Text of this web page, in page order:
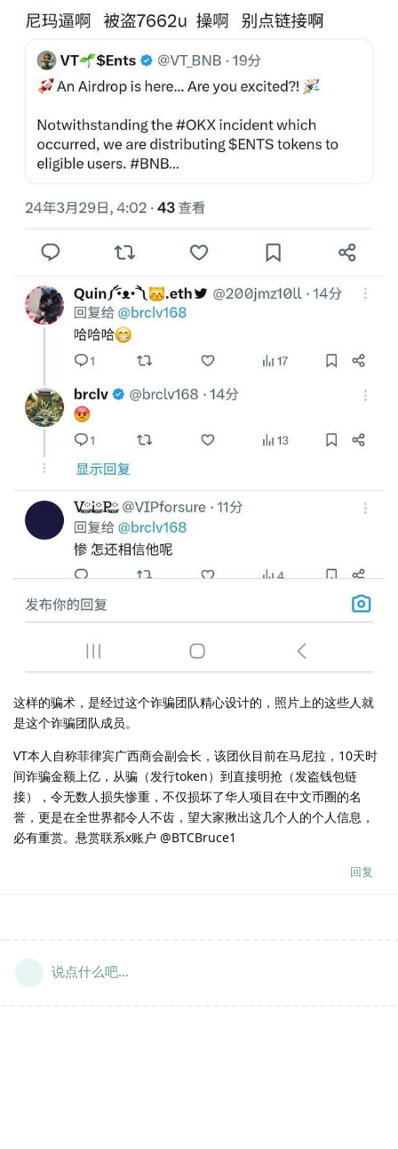
这样的骗术，是经过这个诈骗团队精心设计的，照片上的这些人就
是这个诈骗团队成员。
VT本人自称菲律宾广西商会副会长，该团伙目前在马尼拉，10天时
间诈骗金额上亿，从骗（发行token）到直接明抢（发盗钱包链
接），令无数人损失惨重，不仅损坏了华人项目在中文币圈的名
誉，更是在全世界都令人不齿，望大家揪出这几个人的个人信息，
必有重赏。悬赏联系x账户 @BTCBruce1
回复
说点什么吧...